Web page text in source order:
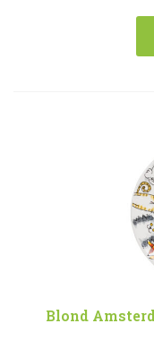
Blond